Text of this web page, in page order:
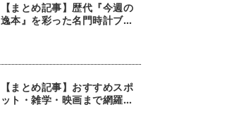
【まとめ記事】歴代『今週の
逸本』を彩った名門時計ブラ
【まとめ記事】おすすめスポ
ット・雑学・映画まで網羅！